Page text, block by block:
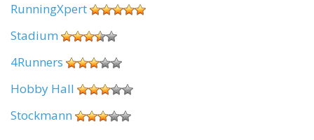
RunningXpert
Stadium
4Runners
Hobby Hall
Stockmann